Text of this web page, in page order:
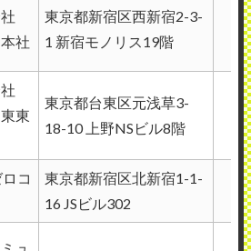
社
東京都新宿区西新宿2-3-
1 新宿モノリス19階
東
東京都台東区元浅草3-
18-10 上野NSビル8階
コ
東京都新宿区北新宿1-1-
16 JSビル302